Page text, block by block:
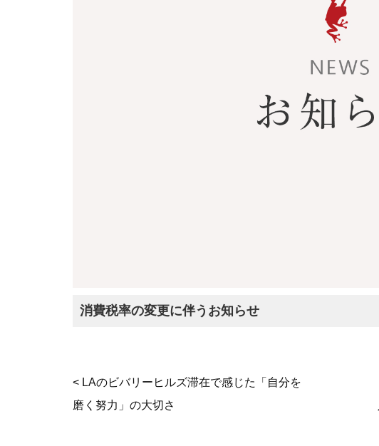
消費税率の変更に伴うお知らせ
< LAのビバリーヒルズ滞在で感じた「自分を
磨く努力」の大切さ